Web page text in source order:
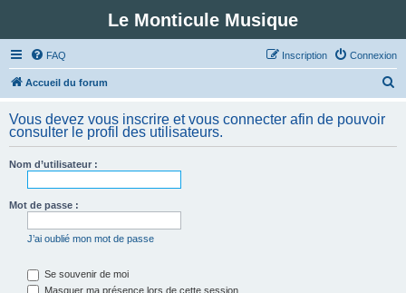
Le Monticule Musique
FAQ Connexion
Inscription
Accueil du forum
h
Vous devez vous inscrire et vous connecter afin de pouvoir
consulter le profil des utilisateurs.
Nom d’utilisateur :
Mot de passe :
J’ai oublié mon mot de passe
Se souvenir de moi
Masquer ma présence lors de cette session